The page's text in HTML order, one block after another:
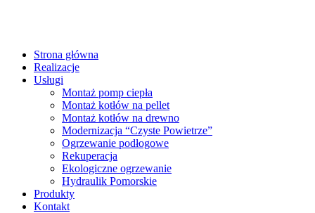
Strona główna
Realizacje
Usługi
Montaż pomp ciepła
Montaż kotłów na pellet
Montaż kotłów na drewno
Modernizacja “Czyste Powietrze”
Ogrzewanie podłogowe
Rekuperacja
Ekologiczne ogrzewanie
Hydraulik Pomorskie
Produkty
Kontakt